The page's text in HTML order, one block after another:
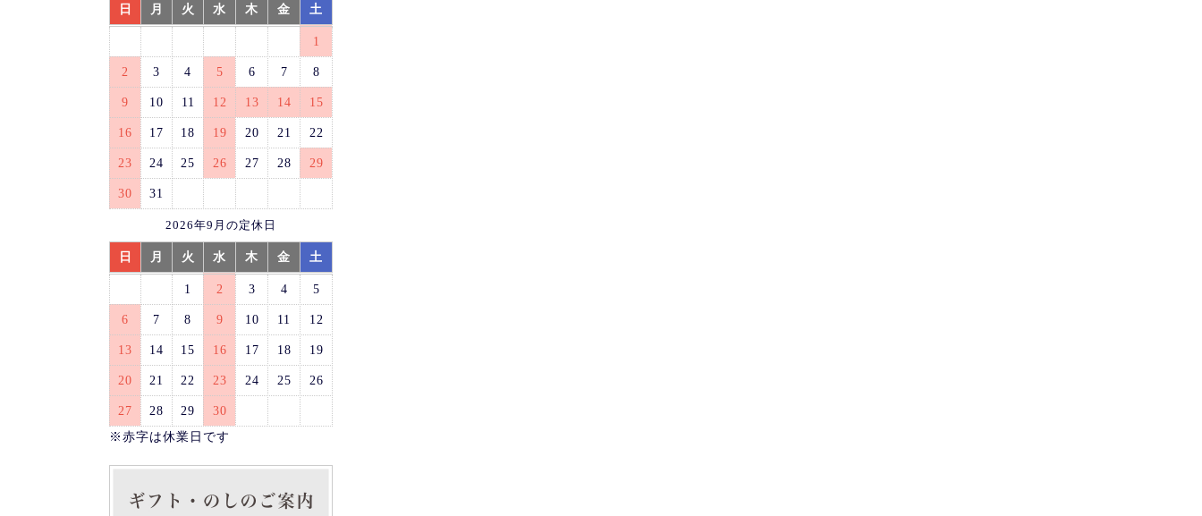
日 月 火 水 木 金 土
1
2 3 4 5 6 7 8
9 10 11 12 13 14 15
16 17 18 19 20 21 22
23 24 25 26 27 28 29
30 31
2026年9月の定休日
日 月 火 水 木 金 土
1 2 3 4 5
6 7 8 9 10 11 12
13 14 15 16 17 18 19
20 21 22 23 24 25 26
27 28 29
30
※赤字は休業日です